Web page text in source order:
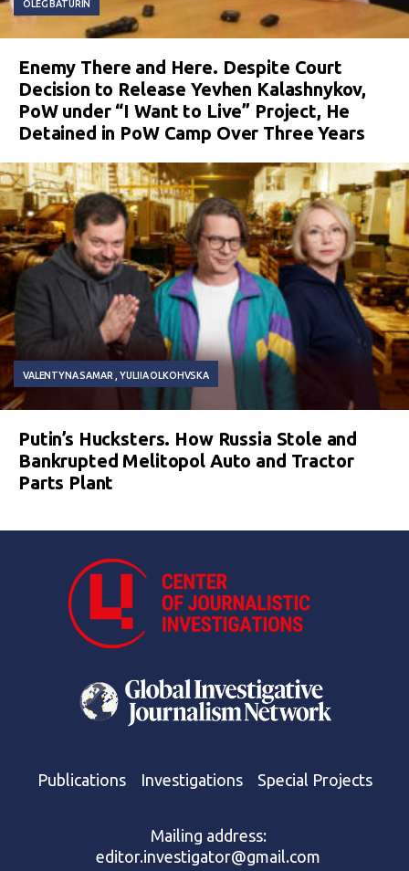
OLEG BATURIN
Enemy There and Here. Despite Court
Decision to Release Yevhen Kalashnykov,
PoW under “I Want to Live” Project, He
Detained in PoW Camp Over Three Years
VALENTYNA SAMAR YULIIA OLKOHVSKA
Putin’s Hucksters. How Russia Stole and
Bankrupted Melitopol Auto and Tractor
Parts Plant
Publications Investigations Special Projects
Mailing address:
editor.investigator@gmail.com